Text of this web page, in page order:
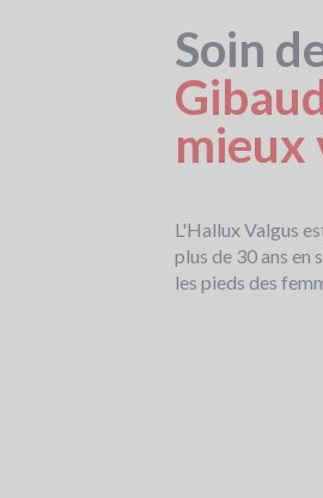
Soin
mieux
L'Hallux Valgus
plus de 30 ans en
les pieds des